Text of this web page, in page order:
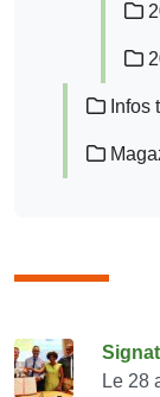
Infos
Le 28